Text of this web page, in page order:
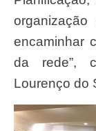
encaminhar
da rede”,
Lourenço do